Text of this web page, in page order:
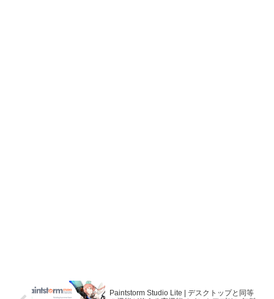
Paintstorm Studio Lite | デスクトップと同等